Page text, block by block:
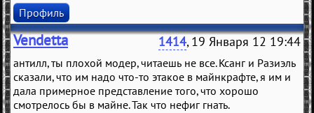
Профиль
Vendetta 1414, 19 Января 12 19:44
антилл, ты плохой модер, читаешь не все. Ксанг и Разиэль
сказали, что им надо что-то этакое в майнкрафте, я им и
дала примерное представление того, что хорошо
смотрелось бы в майне. Так что нефиг гнать.